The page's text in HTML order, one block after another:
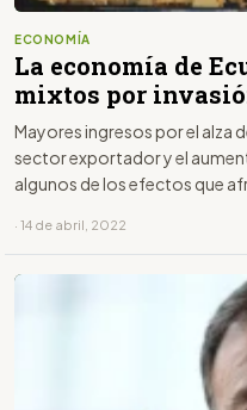
ECONOMÍA
La economía de
mixtos por
Mayores ingresos por el alza
sector exportador y el
algunos de los efectos que
· 14 de abril, 2022